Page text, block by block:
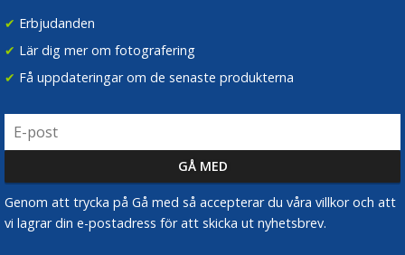
✔ Erbjudanden
✔ Lär dig mer om fotografering
✔ Få uppdateringar om de senaste produkterna
Genom att trycka på Gå med så accepterar du våra villkor och att
vi lagrar din e-postadress för att skicka ut nyhetsbrev.